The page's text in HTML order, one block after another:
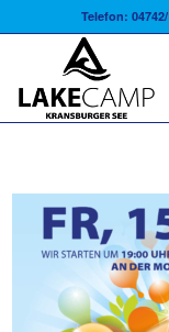
Telefon: